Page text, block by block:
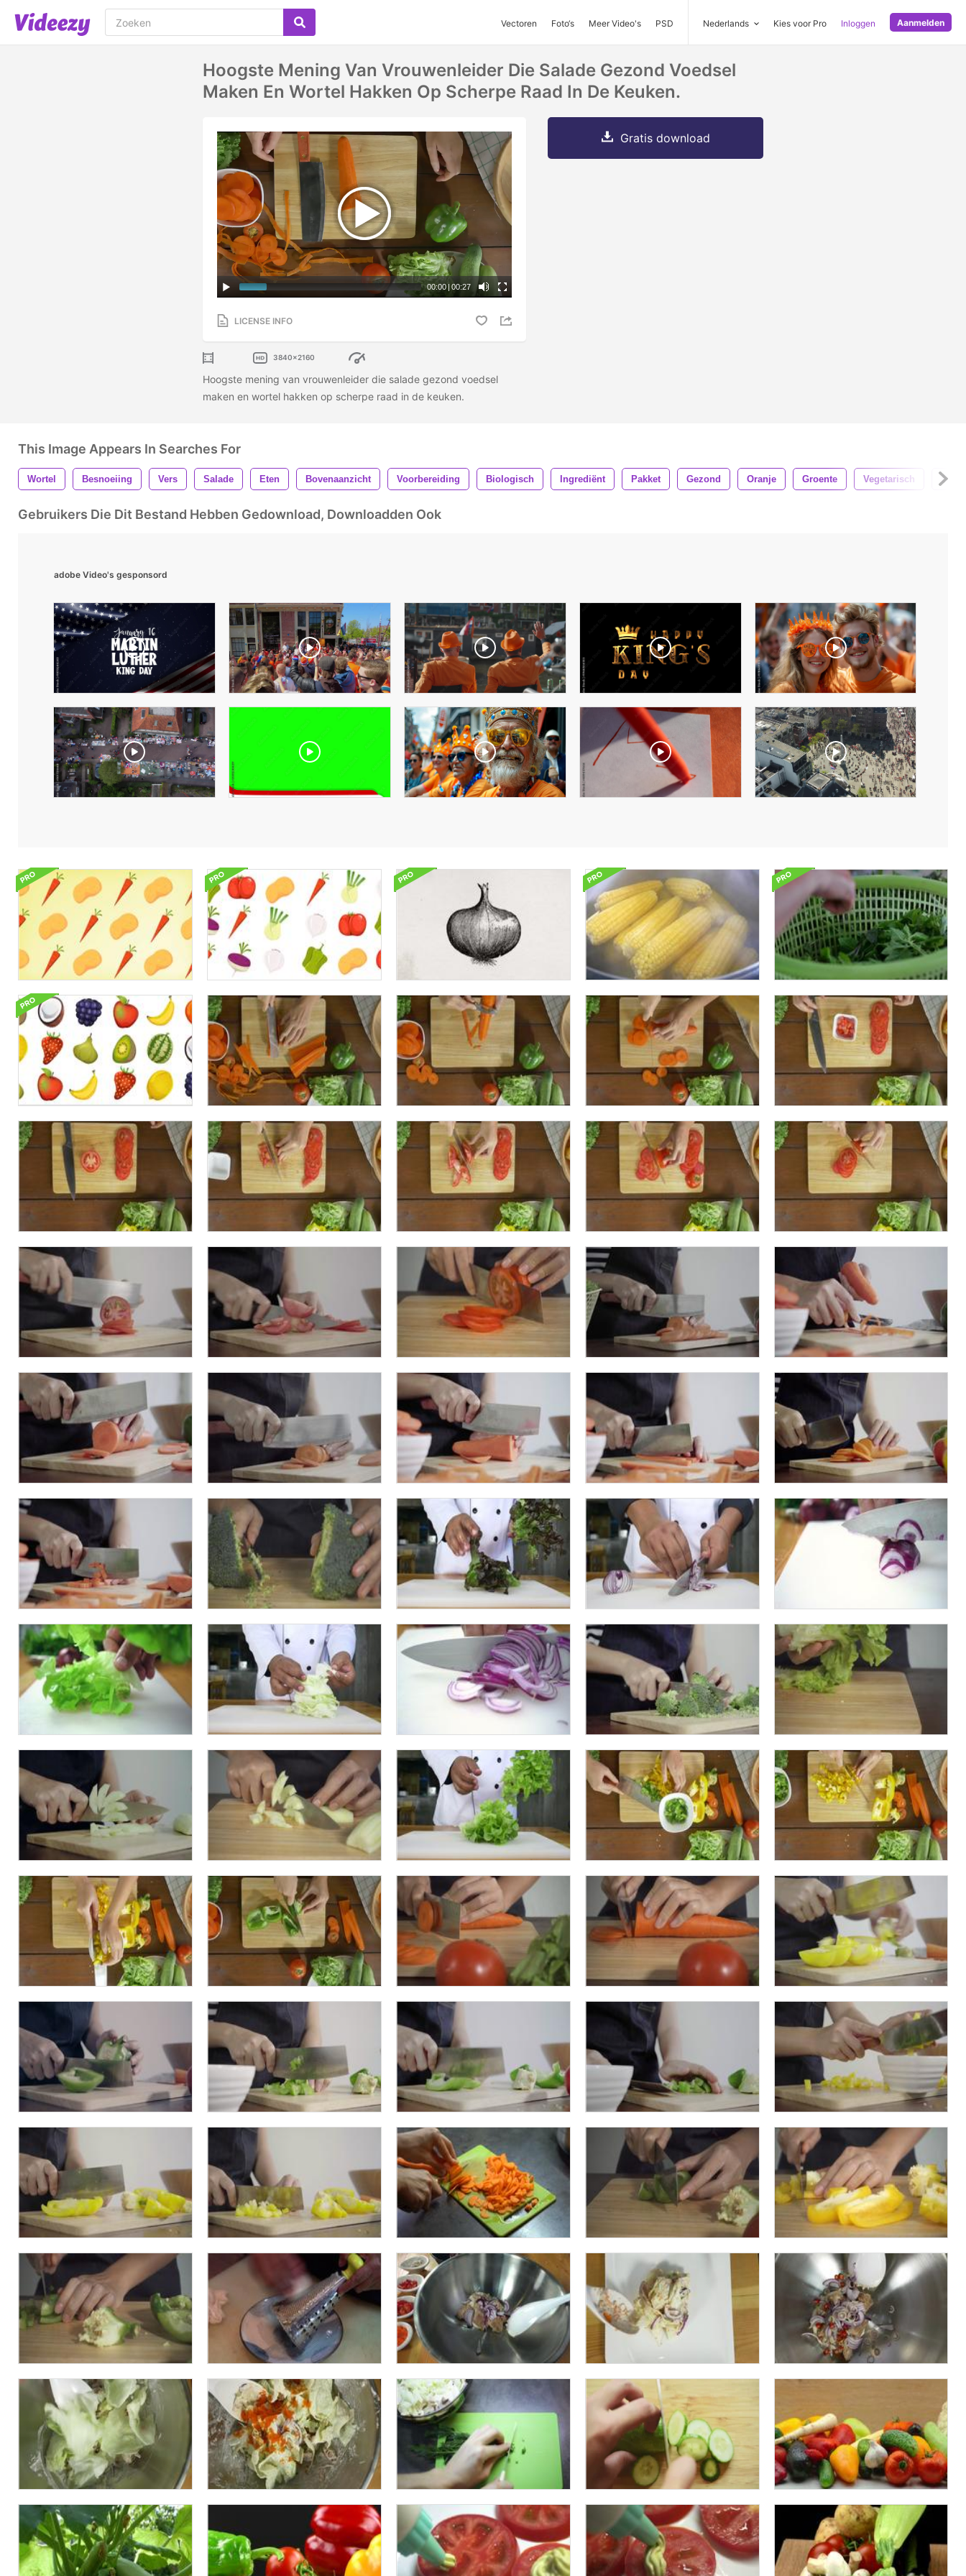
Vectoren Foto‘s Meer Video's PSD Nederlands Kies voor Pro Inloggen Aanmelden
Hoogste Mening Van Vrouwenleider Die Salade Gezond Voedsel
Maken En Wortel Hakken Op Scherpe Raad In De Keuken.
00:00 | 00:27
LICENSE INFO
3840x2160
Hoogste mening van vrouwenleider die salade gezond voedsel
maken en wortel hakken op scherpe raad in de keuken.
Gratis download
This Image Appears In Searches For
Wortel Besnoeiing Vers Salade Eten Bovenaanzicht Voorbereiding Biologisch Ingrediënt Pakket Gezond Oranje Groente Vegetarisch
Gebruikers Die Dit Bestand Hebben Gedownload, Downloadden Ook
adobe Video's gesponsord